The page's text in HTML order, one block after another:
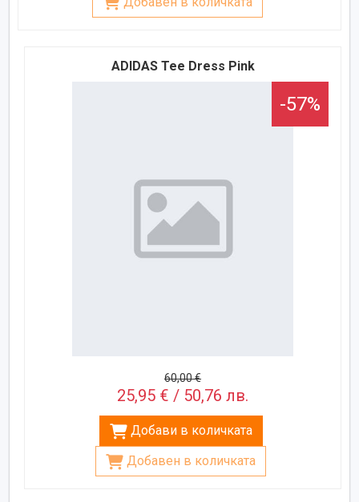
ADIDAS Tee Dress Pink
-57%
60,00 €
25,95 € / 50,76 лв.
Добави в количката
Добавен в количката